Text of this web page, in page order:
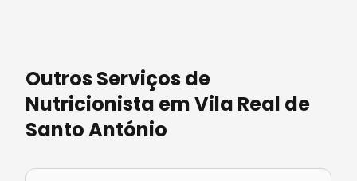
Outros Serviços de
Nutricionista emVila Real de
Santo António